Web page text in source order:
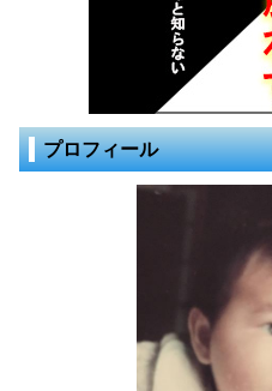
プロフィール